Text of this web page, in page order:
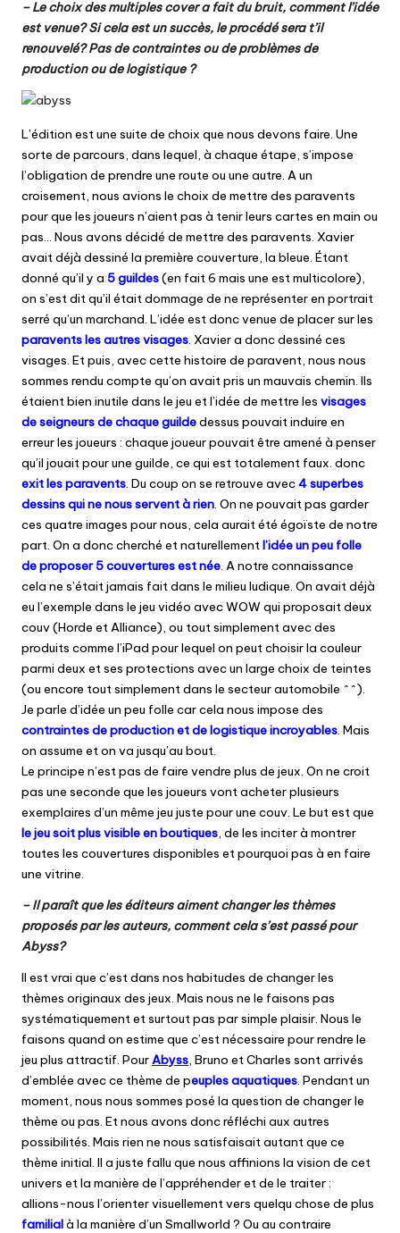
– Le choix des multiples cover a fait du bruit, comment l’idée
est venue? Si cela est un succès, le procédé sera t’il
renouvelé? Pas de contraintes ou de problèmes de
production ou de logistique ?
L’édition est une suite de choix que nous devons faire. Une
sorte de parcours, dans lequel, à chaque étape, s’impose
l’obligation de prendre une route ou une autre. A un
croisement, nous avions le choix de mettre des paravents
pour que les joueurs n’aient pas à tenir leurs cartes en main ou
pas… Nous avons décidé de mettre des paravents. Xavier
avait déjà dessiné la première couverture, la bleue. Étant
donné qu’il y a 5 guildes(en fait 6 mais une est multicolore),
on s’est dit qu’il était dommage de ne représenter en portrait
serré qu’un marchand. L’idée est donc venue de placer sur les
paravents les autres visages . Xavier a donc dessiné ces
visages. Et puis, avec cette histoire de paravent, nous nous
sommes rendu compte qu’on avait pris un mauvais chemin. Ils
étaient bien inutile dans le jeu et l’idée de mettre les visages
de seigneurs de chaque guildedessus pouvait induire en
erreur les joueurs : chaque joueur pouvait être amené à penser
qu’il jouait pour une guilde, ce qui est totalement faux. donc
exit les paravents . Du coup on se retrouve avec4 superbes
dessins qui ne nous servent à rien . On ne pouvait pas garder
ces quatre images pour nous, cela aurait été égoïste de notre
part. On a donc cherché et naturellement l’idée un peu folle
de proposer 5 couvertures est née . A notre connaissance
cela ne s’était jamais fait dans le milieu ludique. On avait déjà
eu l’exemple dans le jeu vidéo avec WOW qui proposait deux
couv (Horde et Alliance), ou tout simplement avec des
produits comme l’iPad pour lequel on peut choisir la couleur
parmi deux et ses protections avec un large choix de teintes
(ou encore tout simplement dans le secteur automobile ^^).
Je parle d’idée un peu folle car cela nous impose des
contraintes de production et de logistique incroyables . Mais
on assume et on va jusqu’au bout.
Le principe n’est pas de faire vendre plus de jeux. On ne croit
pas une seconde que les joueurs vont acheter plusieurs
exemplaires d’un même jeu juste pour une couv. Le but est que
le jeu soit plus visible en boutiques , de les inciter à montrer
toutes les couvertures disponibles et pourquoi pas à en faire
une vitrine.
– Il paraît que les éditeurs aiment changer les thèmes
proposés par les auteurs, comment cela s’est passé pour
Abyss?
Il est vrai que c’est dans nos habitudes de changer les
thèmes originaux des jeux. Mais nous ne le faisons pas
systématiquement et surtout pas par simple plaisir. Nous le
faisons quand on estime que c’est nécessaire pour rendre le
jeu plus attractif. Pour Abyss , Bruno et Charles sont arrivés
d’emblée avec ce thème de peuples aquatiques . Pendant un
moment, nous nous sommes posé la question de changer le
thème ou pas. Et nous avons donc réfléchi aux autres
possibilités. Mais rien ne nous satisfaisait autant que ce
thème initial. Il a juste fallu que nous affinions la vision de cet
univers et la manière de l’appréhender et de le traiter :
allions-nous l’orienter visuellement vers quelqu chose de plus
familialà la manière d’un Smallworld ? Ou au contraire